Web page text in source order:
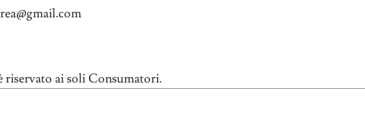
riservato ai soli Consumatori.